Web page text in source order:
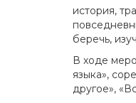
история,
беречь,
В ходе
языка»,
другое»,